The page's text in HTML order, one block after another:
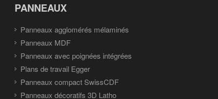
PANNEAUX
Panneaux agglomérés mélaminés
Panneaux MDF
Panneaux avec poignées intégrées
Plans de travail Egger
Panneaux compact SwissCDF
Panneaux décoratifs 3D Latho